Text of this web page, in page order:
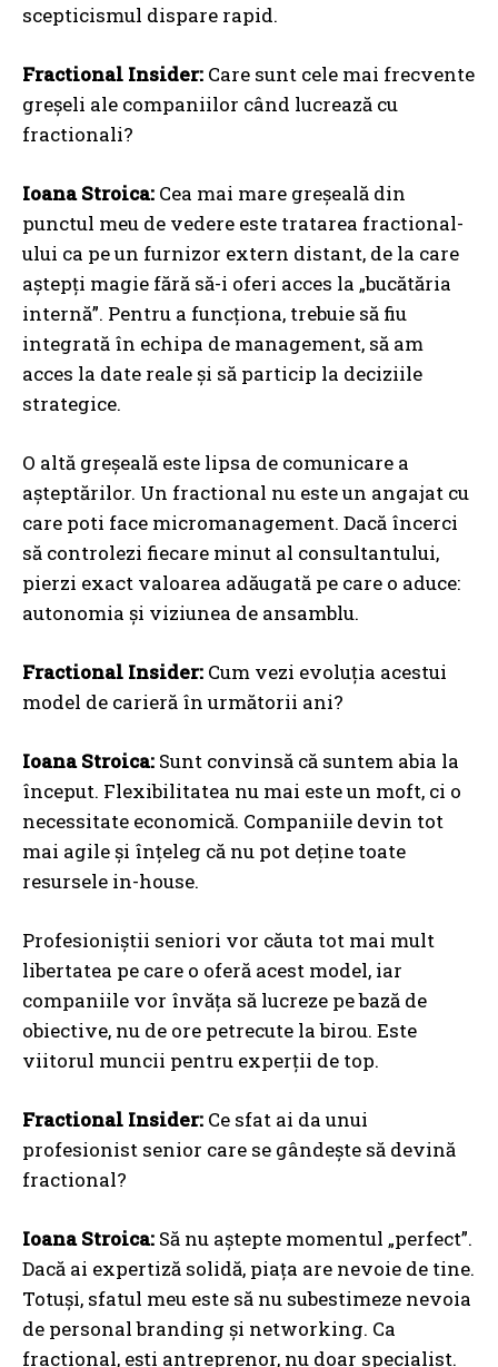
scepticismul dispare rapid.
Fractional Insider: Care sunt cele mai frecvente
greșeli ale companiilor când lucrează cu
fractionali?
Ioana Stroica: Cea mai mare greșeală din
punctul meu de vedere este tratarea fractional-
ului ca pe un furnizor extern distant, de la care
aștepți magie fără să-i oferi acces la „bucătăria
internă”. Pentru a funcționa, trebuie să fiu
integrată în echipa de management, să am
acces la date reale și să particip la deciziile
strategice.
O altă greșeală este lipsa de comunicare a
așteptărilor. Un fractional nu este un angajat cu
care poti face micromanagement. Dacă încerci
să controlezi fiecare minut al consultantului,
pierzi exact valoarea adăugată pe care o aduce:
autonomia și viziunea de ansamblu.
Fractional Insider: Cum vezi evoluția acestui
model de carieră în următorii ani?
Ioana Stroica: Sunt convinsă că suntem abia la
început. Flexibilitatea nu mai este un moft, ci o
necessitate economică. Companiile devin tot
mai agile și înțeleg că nu pot deține toate
resursele in-house.
Profesioniștii seniori vor căuta tot mai mult
libertatea pe care o oferă acest model, iar
companiile vor învăța să lucreze pe bază de
obiective, nu de ore petrecute la birou. Este
viitorul muncii pentru experții de top.
Fractional Insider: Ce sfat ai da unui
profesionist senior care se gândește să devină
fractional?
Ioana Stroica: Să nu aștepte momentul „perfect”.
Dacă ai expertiză solidă, piața are nevoie de tine.
Totuși, sfatul meu este să nu subestimeze nevoia
de personal branding și networking. Ca
fractional, ești antreprenor, nu doar specialist.